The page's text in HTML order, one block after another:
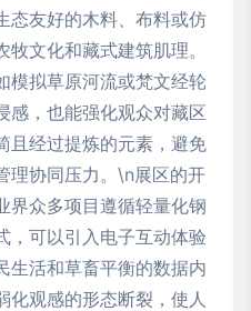
态友好的木料、布料或仿
文化和藏式建筑肌理。
模拟草原河流或梵文经轮
感，也能强化观众对藏区
且经过提炼的元素，避免
理协同压力。\n展区的开
界众多项目遵循轻量化钢
，可以引入电子互动体验
生活和草畜平衡的数据内
化观感的形态断裂，使人